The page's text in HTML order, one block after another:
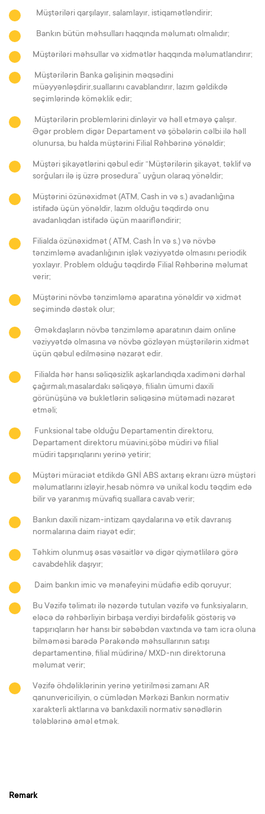
Müştəriləri qarşılayır, salamlayır, istiqamətləndirir;
Bankın bütün məhsulları haqqında məlumatı olmalıdır;
Müştəriləri məhsullar və xidmətlər haqqında məlumatlandırır;
Müştərilərin Banka gəlişinin məqsədini
müəyyənləşdirir,suallarını cavablandırır, lazım gəldikdə
seçimlərində köməklik edir;
Müştərilərin problemlərini dinləyir və həll etməyə çalışır.
Əgər problem digər Departament və şöbələrin cəlbi ilə həll
olunursa, bu halda müştərini Filial Rəhbərinə yönəldir;
Müştəri şikayətlərini qəbul edir “Müştərilərin şikayət, təklif və
sorğuları ilə iş üzrə prosedura” uyğun olaraq yönəldir;
Müştərini özünəxidmət (ATM, Cash in və s.) avadanlığına
istifadə üçün yönəldir, lazım olduğu təqdirdə onu
avadanlıqdan istifadə üçün maarifləndirir;
Filialda özünəxidmət ( ATM, Cash İn və s.) və növbə
tənzimləmə avadanlığının işlək vəziyyətdə olmasını periodik
yoxlayır. Problem olduğu təqdirdə Filial Rəhbərinə məlumat
verir;
Müştərini növbə tənzimləmə aparatına yönəldir və xidmət
seçimində dəstək olur;
Əməkdaşların növbə tənzimləmə aparatının daim online
vəziyyətdə olmasına və növbə gözləyən müştərilərin xidmət
üçün qəbul edilməsinə nəzarət edir.
Filialda hər hansı səliqəsizlik aşkarlandıqda xadiməni dərhal
çağırmalı,masalardakı səliqəyə, filialın ümumi daxili
görünüşünə və bukletlərin səliqəsinə mütəmadi nəzarət
etməli;
Funksional tabe olduğu Departamentin direktoru,
Departament direktoru müavini,şöbə müdiri və filial
müdiri tapşırıqlarını yerinə yetirir;
Müştəri müraciət etdikdə GNİ ABS axtarış ekranı üzrə müştəri
məlumatlarını izləyir,hesab nömrə və unikal kodu təqdim edə
bilir və yaranmış müvafiq suallara cavab verir;
Bankın daxili nizam-intizam qaydalarına və etik davranış
normalarına daim riayət edir;
Təhkim olunmuş əsas vəsaitlər və digər qiymətlilərə görə
cavabdehlik daşıyır;
Daim bankın imic və mənafeyini müdafiə edib qoruyur;
Bu Vəzifə təlimatı ilə nəzərdə tutulan vəzifə və funksiyaların,
eləcə də rəhbərliyin birbaşa verdiyi birdəfəlik göstəriş və
tapşırıqların hər hansı bir səbəbdən vaxtında və tam icra oluna
bilməməsi barədə Pərakəndə məhsullarının satışı
departamentinə, filial müdirinə/ MXD-nın direktoruna
məlumat verir;
Vəzifə öhdəliklərinin yerinə yetirilməsi zamanı AR
qanunvericiliyin, o cümlədən Mərkəzi Bankın normativ
xarakterli aktlarına və bankdaxili normativ sənədlərin
tələblərinə əməl etmək.
Remark